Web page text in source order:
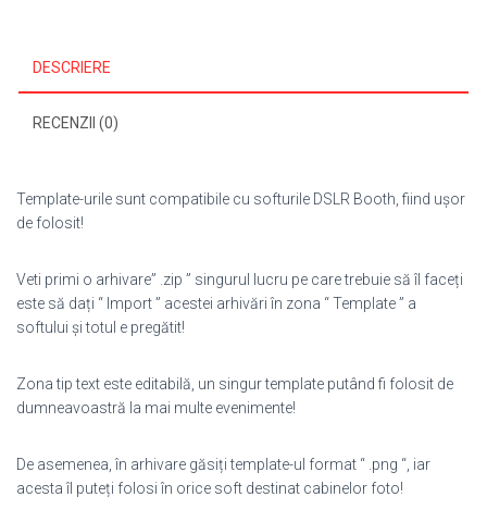
DESCRIERE
RECENZII (0)
Template-urile sunt compatibile cu softurile DSLR Booth, fiind ușor
de folosit!
Veti primi o arhivare” .zip ” singurul lucru pe care trebuie să îl faceți
este să dați “ Import ” acestei arhivări în zona “ Template ” a
softului și totul e pregătit!
Zona tip text este editabilă, un singur template putând fi folosit de
dumneavoastră la mai multe evenimente!
De asemenea, în arhivare găsiți template-ul format “ .png “, iar
acesta îl puteți folosi în orice soft destinat cabinelor foto!